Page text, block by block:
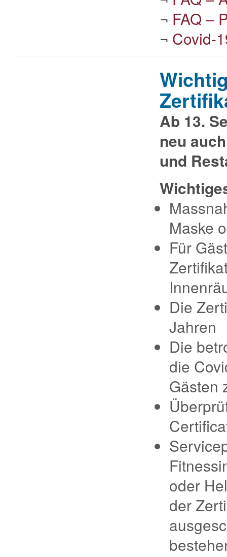
¬ FAQ –
¬ Covid-
Ab 13.
neu
und
Maske
Für
Die
Jahren
Die
die
Gästen
oder
der